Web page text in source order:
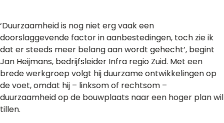
‘Duurzaamheid is nog niet erg vaak een
doorslaggevende factor in aanbestedingen, toch zie ik
dat er steeds meer belang aan wordt gehecht’, begint
Jan Heijmans, bedrijfsleider Infra regio Zuid. Met een
brede werkgroep volgt hij duurzame ontwikkelingen op
de voet, omdat hij – linksom of rechtsom –
duurzaamheid op de bouwplaats naar een hoger plan wil
tillen.